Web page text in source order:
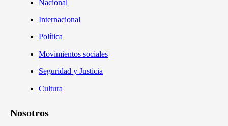
Nacional
Internacional
Política
Movimientos sociales
Seguridad y Justicia
Cultura
Nosotros